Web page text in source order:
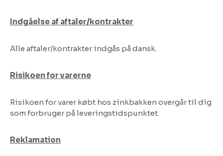
Indgåelse af aftaler/kontrakter
Alle aftaler/kontrakter indgås på dansk.
Risikoen for varerne
Risikoen for varer købt hos zinkbakken overgår til dig
som forbruger på leveringstidspunktet.
Reklamation